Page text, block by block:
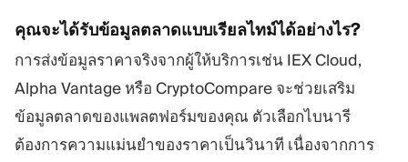
คุณจะได้รับข้อมูลตลาดแบบเรียลไทม์ได้อย่างไร?
การส่งข้อมูลราคาจริงจากผู้ให้บริการเช่น IEX Cloud,
Alpha Vantage หรือ CryptoCompare จะช่วยเสริม
ข้อมูลตลาดของแพลตฟอร์มของคุณ ตัวเลือกไบนารี
ต้องการความแม่นยำของราคาเป็นวินาที เนื่องจากการ